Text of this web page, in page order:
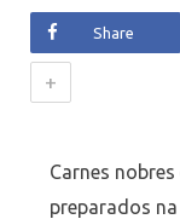
Share
+
Carnes
preparados